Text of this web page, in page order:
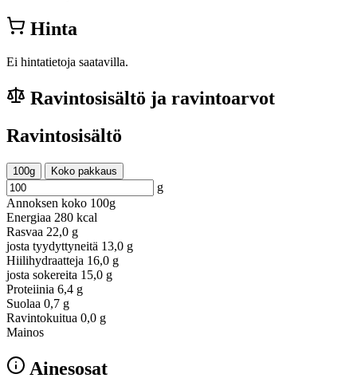
Hinta
Ei hintatietoja saatavilla.
Ravintosisältö ja ravintoarvot
Ravintosisältö
100g Koko pakkaus
g
Annoksen koko 100g
Energiaa 280 kcal
Rasvaa 22,0 g
josta tyydyttyneitä 13,0 g
Hiilihydraatteja 16,0 g
josta sokereita 15,0 g
Proteiinia 6,4 g
Suolaa 0,7 g
Ravintokuitua 0,0 g
Mainos
Ainesosat